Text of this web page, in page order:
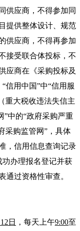
供应商，不得参加同
提供整体设计、规范
供应商，不得再参加
接受联合体投标，不
应商在《采购投标及
信用中国”中“信用服
重大税收违法失信主
”中的“政府采购严重
采购监管网”，具体
，信用信息查询记录
办理报名登记并获
通过资格性审查。
12 日 ，每天上午9:00至